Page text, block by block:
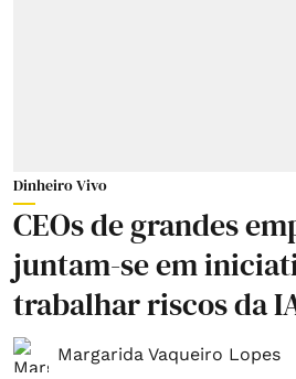
Dinheiro Vivo
CEOs de grandes
juntam-se em
trabalhar riscos da
Margarida Vaqueiro Lopes